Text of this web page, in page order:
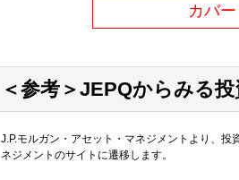
カバ
＜参考＞JEPQからみる
J.P.モルガン・アセット・マネジメントより、
ネジメントのサイトに遷移します。